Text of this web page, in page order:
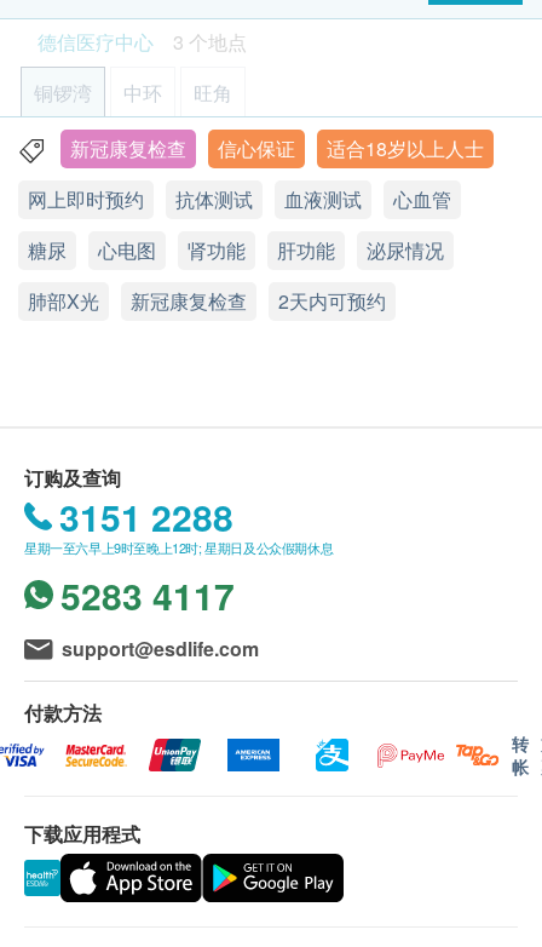
2 基本项目
基本健康评估
个人健康分析问卷
体质指标
身高
体重
总胆固醇
高密度胆固醇
甘油三酯
低密度胆固醇 (直接)
糖尿
空腹血糖
肝功能
总胆红素
直接胆红素
球蛋白
转介专科医生跟进。
客户必须于预约当天出示身份证及列印订购确认信
以确认身份。
本身体检查计划有效期为12个月，客户必须于12
个月内(由确认付款日期起计)接受有关检查，逾期
作废。
请注意：新冠疫苗前健康检查进行前不会有医生评
估，所有健康检查/服务并非作为医务诊断或治疗
用途，医护人员不会为客人提供任何新冠疫苗建议
或选择。
肝炎及儿童疫苗注射必须经医生评估是否适合进行
所有体格检查并非作为医务诊断或治疗用途。
如有争议，健康网购health.ESDlife及德信医疗中
心保留最后决定权。
报告：
进行健康检查后，一般情况下，需大概4-6 个工作天
跟进检查报告，工作天不包括星期六、日及公众假
期。轮侯报告讲解时间会因应不同情况(如个别化验专
案所需时间或客人指明特定时段)而有所延长。健康检
查包含详细书面验身报告。
免责声明：
所有健康检查/服务并非作为医务诊断或治疗用
德信医疗中心
3 个地点
铜锣湾
中环 旺角
香港铜锣湾恩平道28号利园二期24楼2401室
显示地图
星期一至六：9:00a.m. – 18:30p.m.
电话：2951 1988
新冠康复检查 信心保证
适合18岁以上人士
网上即时预约
抗体测试 血液测试
心血管
糖尿
心电图 肾功能 肝功能
泌尿情况
肺部X光
新冠康复检查 2天内可预约
订购及查询
3151 2288
星期一至六早上9时至晚上12时; 星期日及公众假期休息
5283 4117
support@esdlife.com
付款方法
转
帐
下载应用程式